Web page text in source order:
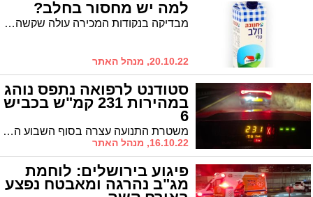
למה יש מחסור בחלב?
מבדיקה בנקודות המכירה עולה שקשה עד בלתי אפשרי למצוא חלב תנובה או טרה. בחלק מהרשתות אזלו רוב מוצרי החלב הלא מפוקחים של טרה. למה זה קרה?
20.10.22, מנהל האתר
סטודנט לרפואה נתפס נוהג
במהירות 231 קמ"ש בכביש
6
משטרת התנועה עצרה בסוף השבוע האחרון נהג רכב שתועד טס בכביש 6 במהירות 231 קמ"ש. מדובר במהירות אחת הגבוהות ביותר שנתפסו אי פעם בכבישי הארץ. בית המשפט שחרר את הנהג למעצר בית
16.10.22, מנהל האתר
פיגוע בירושלים: לוחמת
מג"ב נהרגה ומאבטח נפצע